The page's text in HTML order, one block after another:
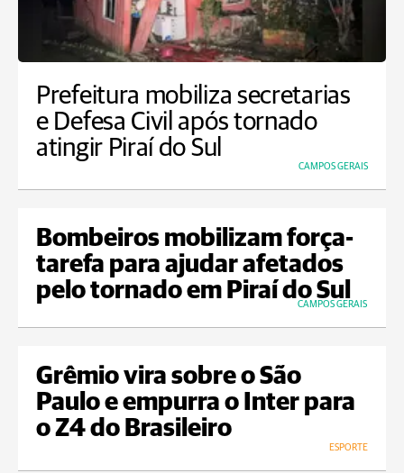
Prefeitura mobiliza secretarias
e Defesa Civil após tornado
atingir Piraí do Sul
CAMPOS GERAIS
Bombeiros mobilizam força-
tarefa para ajudar afetados
pelo tornado em Piraí do Sul
CAMPOS GERAIS
Grêmio vira sobre o São
Paulo e empurra o Inter para
o Z4 do Brasileiro
ESPORTE